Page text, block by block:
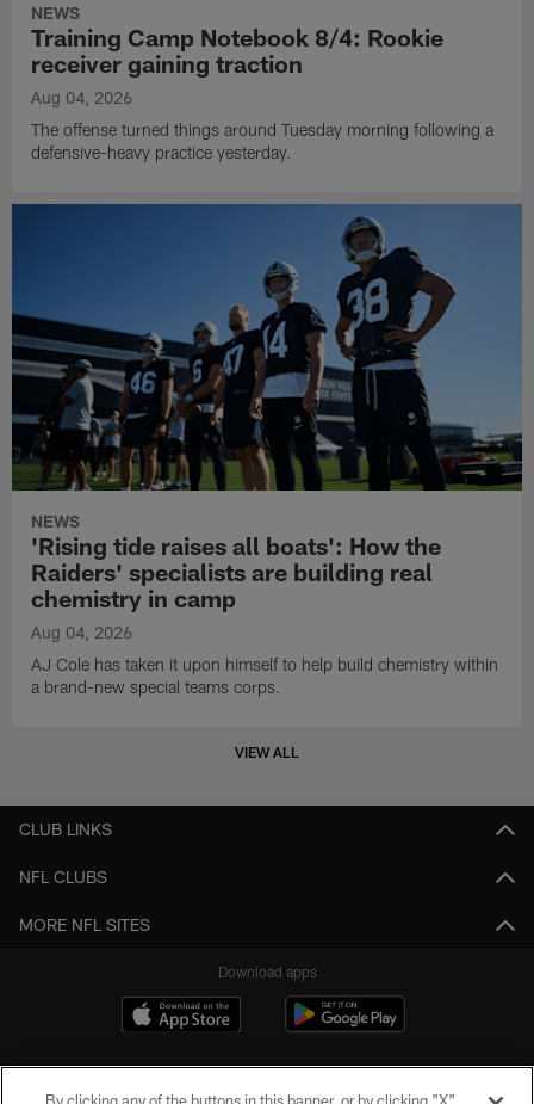
NEWS
Training Camp Notebook 8/4: Rookie
receiver gaining traction
Aug 04, 2026
The offense turned things around Tuesday morning following a
defensive-heavy practice yesterday.
NEWS
'Rising tide raises all boats': How the
Raiders' specialists are building real
chemistry in camp
Aug 04, 2026
AJ Cole has taken it upon himself to help build chemistry within
a brand-new special teams corps.
VIEW ALL
CLUB LINKS
NFL CLUBS
MORE NFL SITES
Download apps